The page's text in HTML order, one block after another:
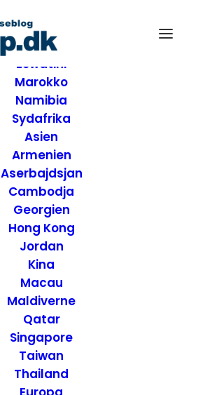
Destinationer
Afrika
Eswatini
Marokko
Namibia
Sydafrika
Asien
Armenien
Aserbajdsjan
Cambodja
Georgien
Hong Kong
Jordan
Kina
Macau
Maldiverne
Qatar
Singapore
Taiwan
Thailand
Boston